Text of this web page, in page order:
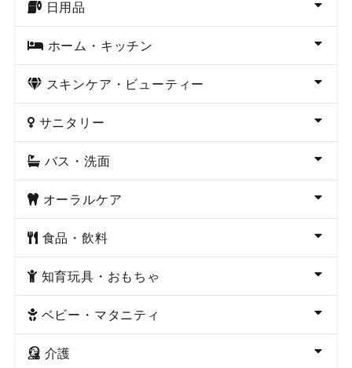
日用品
ホーム・キッチン
スキンケア・ビューティー
サニタリー
バス・洗面
オーラルケア
食品・飲料
知育玩具・おもちゃ
ベビー・マタニティ
介護